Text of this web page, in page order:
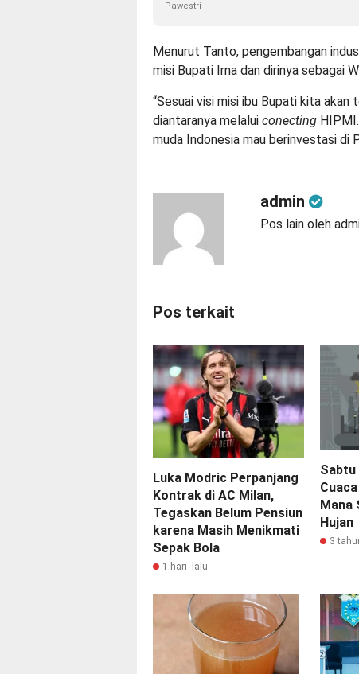
Pawestri
Menurut Tanto, pengembangan
misi Bupati Irna dan dirinya sebagai
“Sesuai visi misi ibu Bupati kita
diantaranya melalui conecting
muda Indonesia mau berinvestasi di
admin
Pos lain oleh
Pos terkait
Luka Modric Perpanjang
Kontrak di AC Milan,
Tegaskan Belum Pensiun
karena Masih Menikmati
Sepak Bola
1 hari lalu
Sabtu
Mana
Hujan
3